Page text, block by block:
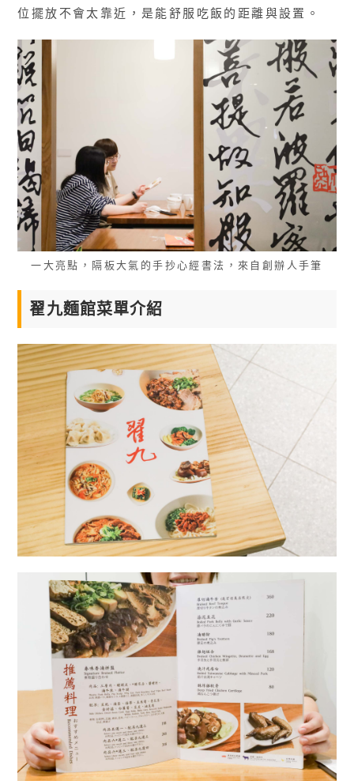
位擺放不會太靠近，是能舒服吃飯的距離與設置。
一大亮點，隔板大氣的手抄心經書法，來自創辦人手筆
翟九麵館菜單介紹